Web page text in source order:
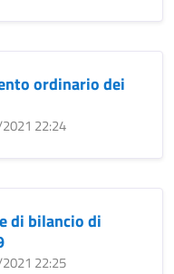
ordinario dei
22:24
di bilancio di
22:25